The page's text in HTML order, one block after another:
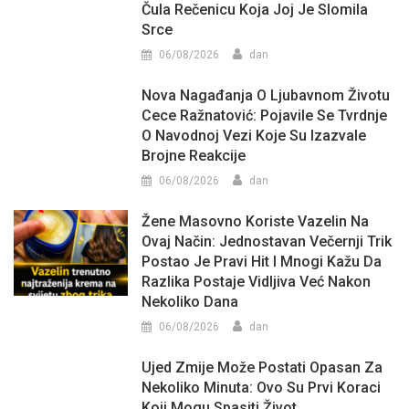
Čula Rečenicu Koja Joj Je Slomila
Srce
06/08/2026 dan
Nova Nagađanja O Ljubavnom Životu
Cece Ražnatović: Pojavile Se Tvrdnje
O Navodnoj Vezi Koje Su Izazvale
Brojne Reakcije
06/08/2026 dan
Žene Masovno Koriste Vazelin Na
Ovaj Način: Jednostavan Večernji Trik
Postao Je Pravi Hit I Mnogi Kažu Da
Razlika Postaje Vidljiva Već Nakon
Nekoliko Dana
06/08/2026 dan
Ujed Zmije Može Postati Opasan Za
Nekoliko Minuta: Ovo Su Prvi Koraci